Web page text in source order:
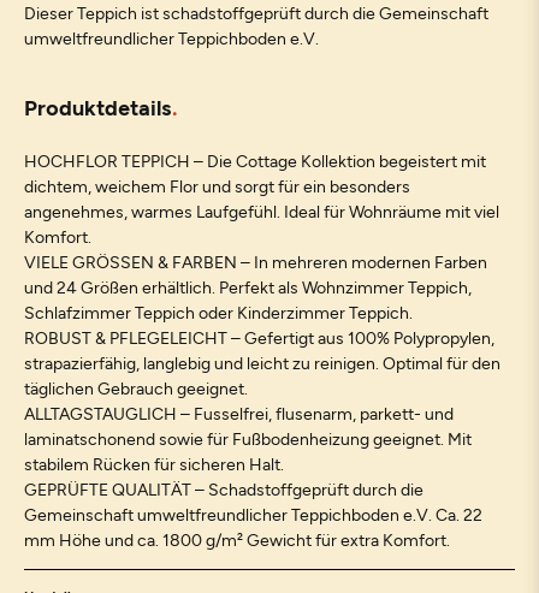
Dieser Teppich ist schadstoffgeprüft durch die Gemeinschaft
umweltfreundlicher Teppichboden e.V.
Produktdetails
HOCHFLOR TEPPICH – Die Cottage Kollektion begeistert mit
dichtem, weichem Flor und sorgt für ein besonders
angenehmes, warmes Laufgefühl. Ideal für Wohnräume mit viel
Komfort.
VIELE GRÖSSEN & FARBEN – In mehreren modernen Farben
und 24 Größen erhältlich. Perfekt als Wohnzimmer Teppich,
Schlafzimmer Teppich oder Kinderzimmer Teppich.
ROBUST & PFLEGELEICHT – Gefertigt aus 100% Polypropylen,
strapazierfähig, langlebig und leicht zu reinigen. Optimal für den
täglichen Gebrauch geeignet.
ALLTAGSTAUGLICH – Fusselfrei, flusenarm, parkett- und
laminatschonend sowie für Fußbodenheizung geeignet. Mit
stabilem Rücken für sicheren Halt.
GEPRÜFTE QUALITÄT – Schadstoffgeprüft durch die
Gemeinschaft umweltfreundlicher Teppichboden e.V. Ca. 22
mm Höhe und ca. 1800 g/m² Gewicht für extra Komfort.